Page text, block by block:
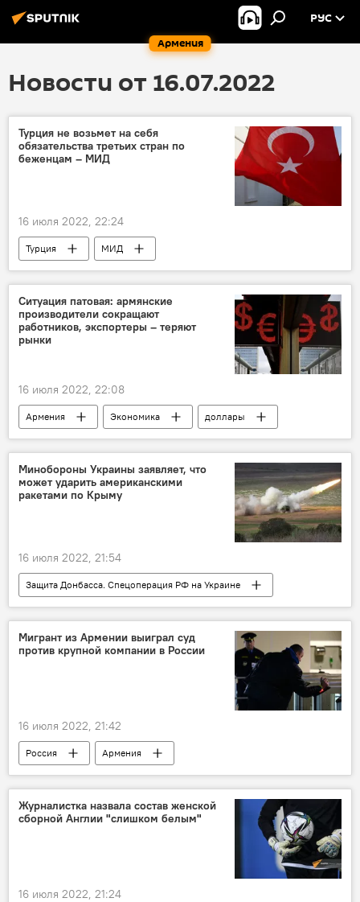
Армения
РУС
Новости от 16.07.2022
Турция не возьмет на себя
обязательства третьих стран по
беженцам – МИД
16 июля 2022, 22:24
Турция МИД
Ситуация патовая: армянские
производители сокращают
работников, экспортеры – теряют
рынки
16 июля 2022, 22:08
Армения Экономика
доллары
евро
экспорт продукция
Минобороны Украины заявляет, что
может ударить американскими
ракетами по Крыму
16 июля 2022, 21:54
Защита Донбасса. Спецоперация РФ на Украине
Россия
Украина
Крым
США
Мигрант из Армении выиграл суд
против крупной компании в России
16 июля 2022, 21:42
Россия
Армения
Новости Армения
Журналистка назвала состав женской
сборной Англии "слишком белым"
16 июля 2022, 21:24